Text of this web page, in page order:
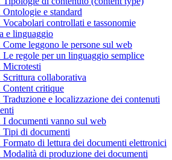
Ontologie e standard
Vocabolari controllati e tassonomie
e linguaggio
Come leggono le persone sul web
Le regole per un linguaggio semplice
Microtesti
Scrittura collaborativa
Content critique
Traduzione e localizzazione dei contenuti
I documenti vanno sul web
Tipi di documenti
Formato di lettura dei documenti elettronici
Modalità di produzione dei documenti